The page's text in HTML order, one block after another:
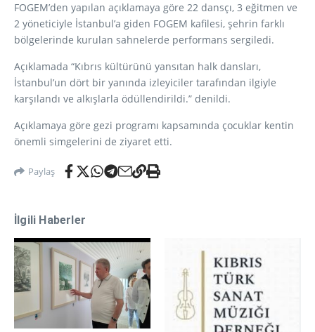
FOGEM’den yapılan açıklamaya göre 22 dansçı, 3 eğitmen ve
2 yöneticiyle İstanbul’a giden FOGEM kafilesi, şehrin farklı
bölgelerinde kurulan sahnelerde performans sergiledi.
Açıklamada “Kıbrıs kültürünü yansıtan halk dansları,
İstanbul’un dört bir yanında izleyiciler tarafından ilgiyle
karşılandı ve alkışlarla ödüllendirildi.” denildi.
Açıklamaya göre gezi programı kapsamında çocuklar kentin
önemli simgelerini de ziyaret etti.
Paylaş
İlgili Haberler